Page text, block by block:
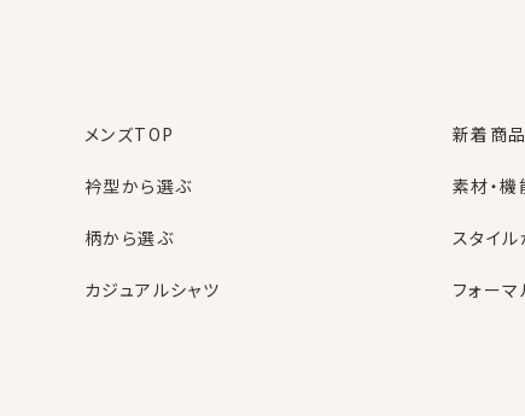
※1ポイント=1円
利
購入時の入力不要
名前・住所・カード番号（任
意）スマートフォンでも
セール情報を先取
⬜︎ ニュースメールにチェッ
メンズTOP 新着商品
衿型から選ぶ 素材・
柄から選ぶ スタイ
カジュアルシャツ フォーマ